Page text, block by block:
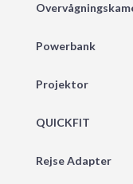
Powerbank
Projektor
QUICKFIT
Rejse Adapter